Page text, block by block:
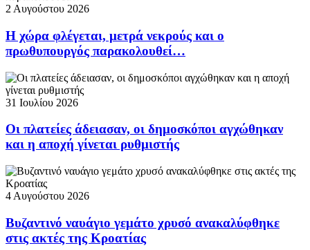
2 Αυγούστου 2026
Η χώρα φλέγεται, μετρά νεκρούς και ο
πρωθυπουργός παρακολουθεί…
31 Ιουλίου 2026
Οι πλατείες άδειασαν, οι δημοσκόποι αγχώθηκαν
και η αποχή γίνεται ρυθμιστής
4 Αυγούστου 2026
Βυζαντινό ναυάγιο γεμάτο χρυσό ανακαλύφθηκε
στις ακτές της Κροατίας